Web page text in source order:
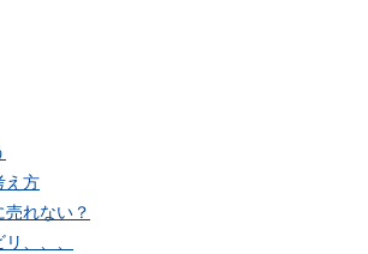
え方
れない？
、、、